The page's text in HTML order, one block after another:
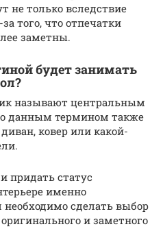
не только вследствие
того, что отпечатки
заметны.
будет занимать
называют центральным
данным термином также
ковер или какой-
придать статус
именно
сделать выбор
и заметного